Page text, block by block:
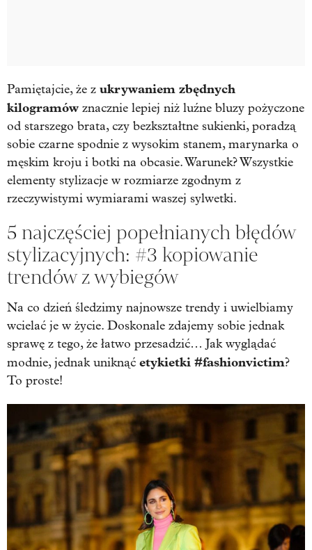
Pamiętajcie, że z ukrywaniem zbędnych
kilogramów znacznie lepiej niż luźne bluzy pożyczone
od starszego brata, czy bezkształtne sukienki, poradzą
sobie czarne spodnie z wysokim stanem, marynarka o
męskim kroju i botki na obcasie. Warunek? Wszystkie
elementy stylizacje w rozmiarze zgodnym z
rzeczywistymi wymiarami waszej sylwetki.
5 najczęściej popełnianych błędów
stylizacyjnych: #3 kopiowanie
trendów z wybiegów
Na co dzień śledzimy najnowsze trendy i uwielbiamy
wcielać je w życie. Doskonale zdajemy sobie jednak
sprawę z tego, że łatwo przesadzić… Jak wyglądać
modnie, jednak uniknąć etykietki #fashionvictim?
To proste!